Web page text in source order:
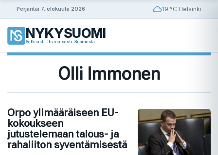
Perjantai 7. elokuuta 2026 19 °C Helsinki
NYKYSUOMI
Selkeästi. Itsenäisesti. Suomesta.
Olli Immonen
Orpo ylimääräiseen EU-
kokoukseen
jutustelemaan talous- ja
rahaliiton syventämisestä